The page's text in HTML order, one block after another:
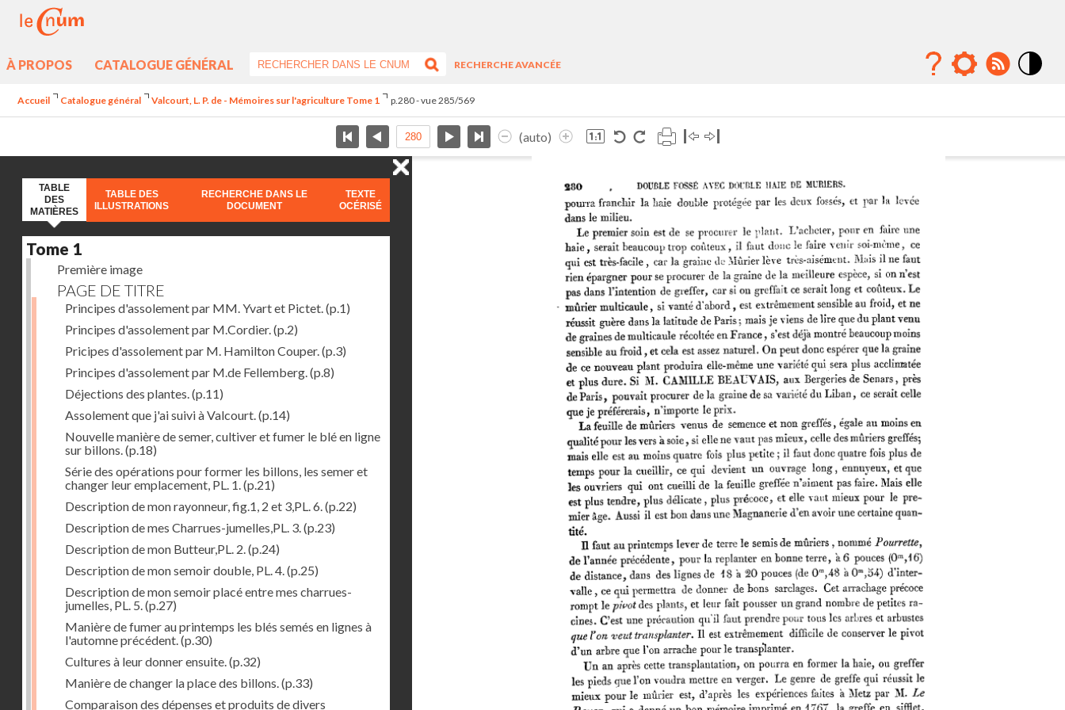
À PROPOS CATALOGUE GÉNÉRAL
RECHERCHE AVANCÉE
Accueil Catalogue général Valcourt, L. P. de - Mémoires sur l'agriculture Tome 1 p.280 - vue 285/569
(auto)
TABLE
DES
MATIÈRES
TABLE DES
ILLUSTRATIONS
RECHERCHE DANS LE
DOCUMENT
TEXTE
OCÉRISÉ
Tome 1
Première image
PAGE DE TITRE
Principes d'assolement par MM. Yvart et Pictet.(p.1)
Principes d'assolement par M.Cordier.(p.2)
Pricipes d'assolement par M. Hamilton Couper.(p.3)
Principes d'assolement par M.de Fellemberg.(p.8)
Déjections des plantes.(p.11)
Assolement que j'ai suivi à Valcourt.(p.14)
Nouvelle manière de semer, cultiver et fumer le blé en ligne
sur billons.(p.18)
Série des opérations pour former les billons, les semer et
changer leur emplacement, PL. 1.(p.21)
Description de mon rayonneur, fig.1, 2 et 3,PL. 6.(p.22)
Description de mes Charrues-jumelles,PL. 3.(p.23)
Description de mon Butteur,PL. 2.(p.24)
Description de mon semoir double, PL. 4.(p.25)
Description de mon semoir placé entre mes charrues-
jumelles, PL. 5.(p.27)
Manière de fumer au printemps les blés semés en lignes à
l'automne précédent.(p.30)
Cultures à leur donner ensuite.(p.32)
Manière de changer la place des billons.(p.33)
Comparaison des dépenses et produits de divers